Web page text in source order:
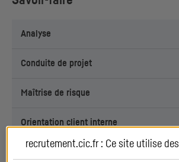
Analyse
Conduite de projet
Maîtrise de risque
Orientation client interne
recrutement.cic.fr : Ce site utilise des